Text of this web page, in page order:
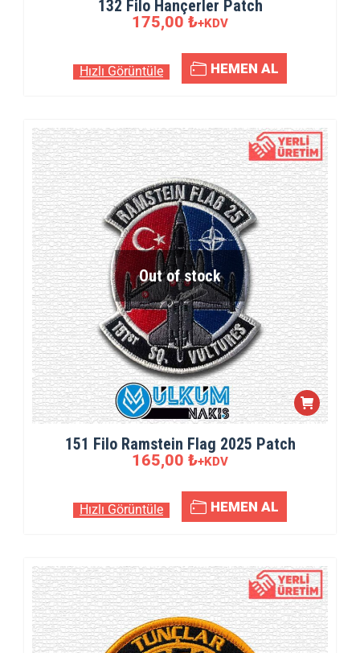
132 Filo Hançerler Patch
175,00 ₺+KDV
Hızlı Görüntüle HEMEN AL
Out of stock
151 Filo Ramstein Flag 2025 Patch
165,00 ₺+KDV
Hızlı Görüntüle HEMEN AL